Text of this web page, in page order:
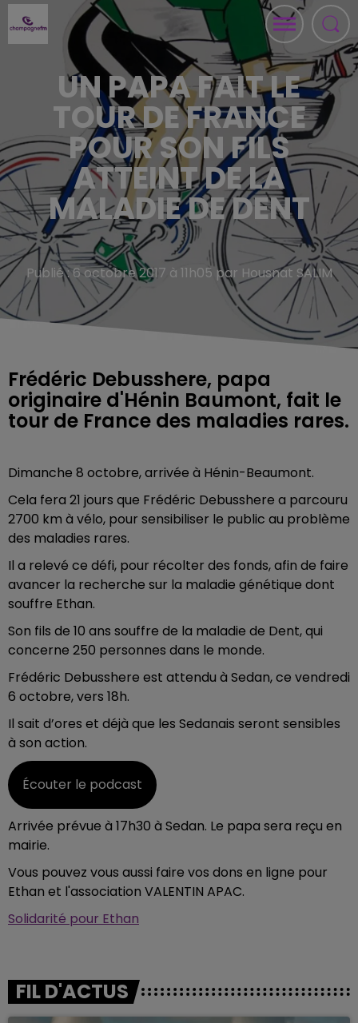
UN PAPA FAIT LE
TOUR DE FRANCE
POUR SON FILS
ATTEINT DE LA
MALADIE DE DENT
Publié : 6 octobre 2017 à 11h05 par Housnat SALIM
Frédéric Debusshere, papa
originaire d'Hénin Baumont, fait le
tour de France des maladies rares.
Dimanche 8 octobre, arrivée à Hénin-Beaumont.
Cela fera 21 jours que Frédéric Debusshere a parcouru
2700 km à vélo, pour sensibiliser le public au problème
des maladies rares.
Il a relevé ce défi, pour récolter des fonds, afin de faire
avancer la recherche sur la maladie génétique dont
souffre Ethan.
Son fils de 10 ans souffre de la maladie de Dent, qui
concerne 250 personnes dans le monde.
Frédéric Debusshere est attendu à Sedan, ce vendredi
6 octobre, vers 18h.
Il sait d’ores et déjà que les Sedanais seront sensibles
à son action.
Écouter le podcast
Arrivée prévue à 17h30 à Sedan. Le papa sera reçu en
mairie.
Vous pouvez vous aussi faire vos dons en ligne pour
Ethan et l'association VALENTIN APAC.
Solidarité pour Ethan
FIL D'ACTUS